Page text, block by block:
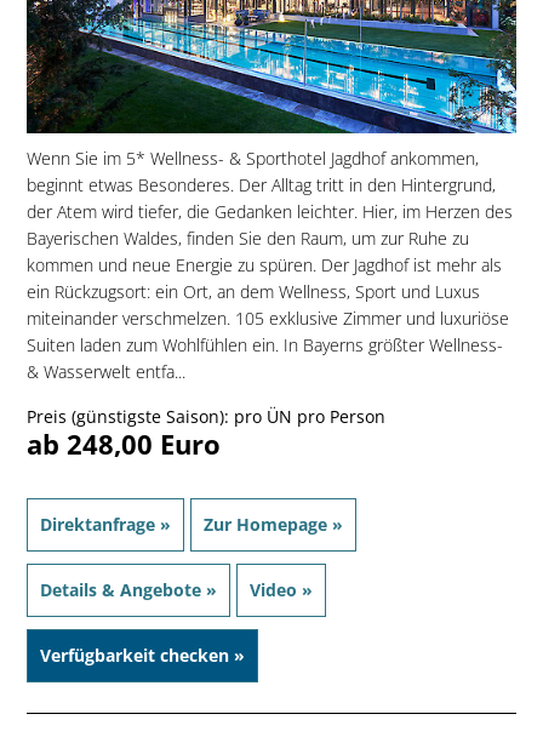
Wenn Sie im 5* Wellness- & Sporthotel Jagdhof ankommen,
beginnt etwas Besonderes. Der Alltag tritt in den Hintergrund,
der Atem wird tiefer, die Gedanken leichter. Hier, im Herzen des
Bayerischen Waldes, finden Sie den Raum, um zur Ruhe zu
kommen und neue Energie zu spüren. Der Jagdhof ist mehr als
ein Rückzugsort: ein Ort, an dem Wellness, Sport und Luxus
miteinander verschmelzen. 105 exklusive Zimmer und luxuriöse
Suiten laden zum Wohlfühlen ein. In Bayerns größter Wellness-
& Wasserwelt entfa...
Preis (günstigste Saison): pro ÜN pro Person
ab 248,00 Euro
Direktanfrage » Zur Homepage »
Details & Angebote » Video »
Verfügbarkeit checken »